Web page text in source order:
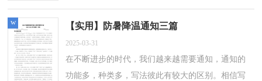
的通知呢？以下是小编精心整理的公司搬迁...
【实用】防暑降温通知三篇
2025-03-31
在不断进步的时代，我们越来越需要通知，通知的
功能多，种类多，写法彼此有较大的区别。相信写
w